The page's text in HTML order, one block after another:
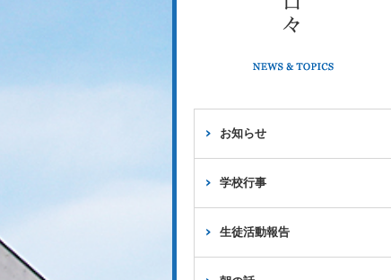
お知らせ
学校行事
生徒活動報告